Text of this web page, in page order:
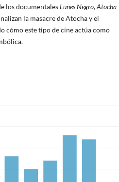
los documentalesLunes Negro,Atocha
la masacre de Atocha y el
cómo este tipo de cine actúa como